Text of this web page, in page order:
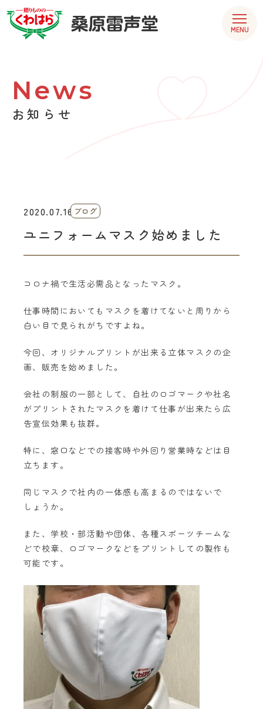
MENU
お知らせ
News
2020.07.16 ブログ
ユニフォームマスク始めました
コロナ禍で生活必需品となったマスク。
仕事時間においてもマスクを着けてないと周りから
白い目で見られがちですよね。
今回、オリジナルプリントが出来る立体マスクの企
画、販売を始めました。
会社の制服の一部として、自社のロゴマークや社名
がプリントされたマスクを着けて仕事が出来たら広
告宣伝効果も抜群。
特に、窓口などでの接客時や外回り営業時などは目
立ちます。
同じマスクで社内の一体感も高まるのではないで
しょうか。
また、学校・部活動や団体、各種スポーツチームな
どで校章、ロゴマークなどをプリントしての製作も
可能です。